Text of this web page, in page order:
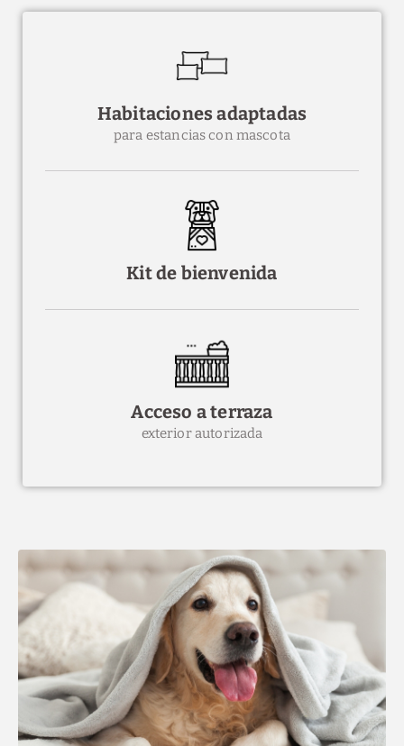
Habitaciones adaptadas
para estancias con mascota
Kit de bienvenida
Acceso a terraza
exterior autorizada